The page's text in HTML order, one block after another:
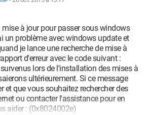
à jour pour passer sous windows
un problème avec windows update et
je lance une recherche de mise à
d'erreur avec le code suivant :
lors de l'installation des mises à
ultérieurement. Si ce message
et que vous souhaitez rechercher des
ou contacter l'assistance pour en
aider : (0x8024002e)